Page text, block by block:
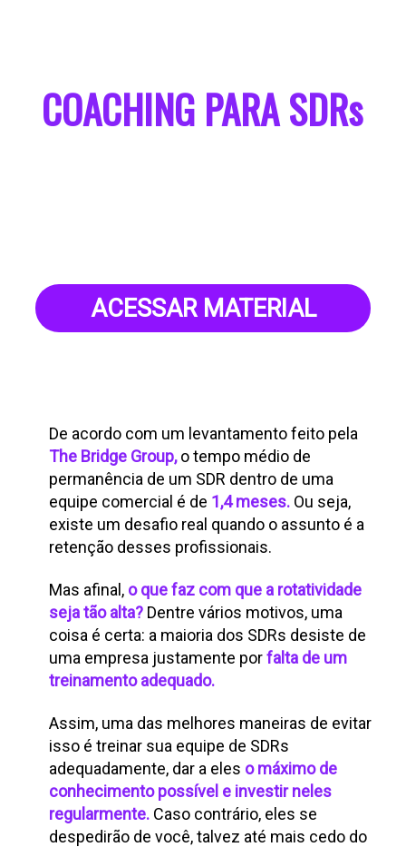
COACHING PARA SDRs
ACESSAR MATERIAL
De acordo com um levantamento feito pela
The Bridge Group,o tempo médio de
permanência de um SDR dentro de uma
equipe comercial é de 1,4 meses. Ou seja,
existe um desafio real quando o assunto é a
retenção desses profissionais.
Mas afinal, o que faz com que a rotatividade
seja tão alta? Dentre vários motivos, uma
coisa é certa: a maioria dos SDRs desiste de
uma empresa justamente porfalta de um
treinamento adequado.
Assim, uma das melhores maneiras de evitar
isso é treinar sua equipe de SDRs
adequadamente, dar a eles o máximo de
conhecimento possível e investir neles
regularmente. Caso contrário, eles se
despedirão de você, talvez até mais cedo do